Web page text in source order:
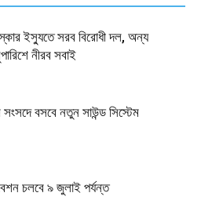
ইস্যুতে সরব বিরোধী দল, অন্য
নীরব সবাই
বসবে নতুন সাউন্ড সিস্টেম
চলবে ৯ জুলাই পর্যন্ত